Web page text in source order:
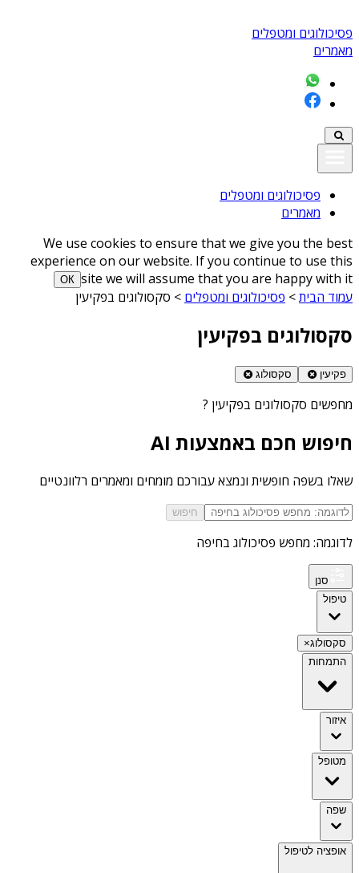
פסיכולוגים ומטפלים
מאמרים
פסיכולוגים ומטפלים
מאמרים
We use cookies to ensure that we give you the best
experience on our website. If you continue to use this
site we will assume that you are happy with it
ОК
עמוד הבית> פסיכולוגים ומטפלים > סקסולוגים בפקיעין
סקסולוגים בפקיעין
פקיעין סקסולוג
מחפשים סקסולוגים בפקיעין ?
חיפוש חכם באמצעות AI
שאלו בשפה חופשית ונמצא עבורכם מומחים ומאמרים רלוונטיים
חיפוש
לדוגמה: מחפש פסיכולוג בחיפה
סנן
טיפול
סקסולוג×
התמחות
איזור
מטופל
שפה
אופציה לטיפול